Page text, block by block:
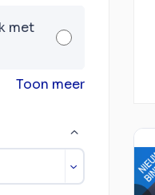
met
Toon meer